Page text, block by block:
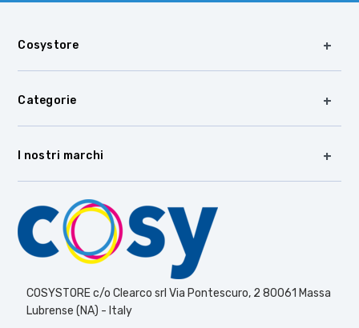
Cosystore
Categorie
I nostri marchi
COSYSTORE c/o Clearco srl Via Pontescuro, 2 80061 Massa
Lubrense (NA) - Italy